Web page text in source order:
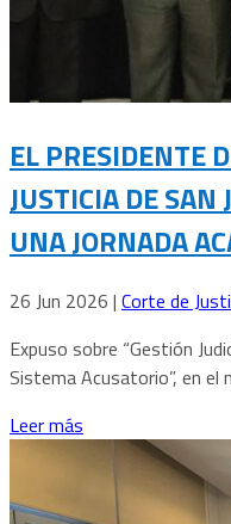
EL PRESIDENTE
JUSTICIA DE
UNA JORNADA
26 Jun 2026 | Corte de
Expuso sobre “Gestión
Sistema Acusatorio”, en el
Leer más